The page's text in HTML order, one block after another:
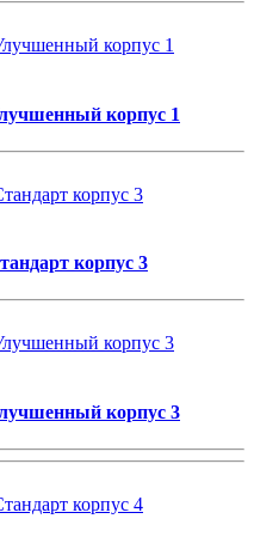
корпус 1
корпус 3
корпус 3